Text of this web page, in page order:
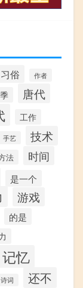
习俗 作者
唐代
工作
手艺 技术
法 时间
是一个
游戏
的是
记忆
诗词 还不